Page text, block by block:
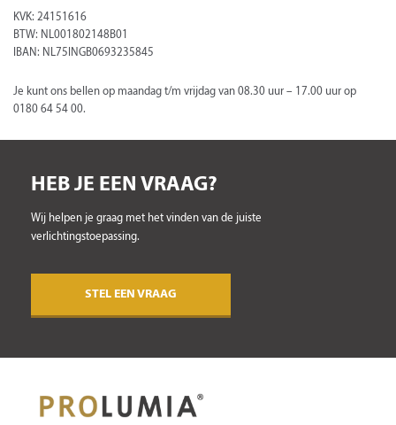
KVK: 24151616
BTW: NL001802148B01
IBAN: NL75INGB0693235845
Je kunt ons bellen op maandag t/m vrijdag van 08.30 uur – 17.00 uur op
0180 64 54 00.
HEB JE EEN VRAAG?
Wij helpen je graag met het vinden van de juiste
verlichtingstoepassing.
STEL EEN VRAAG